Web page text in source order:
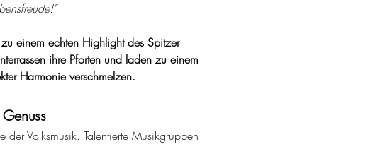
einem echten Highlight des Spitzer
ihre Pforten und laden zu einem
Harmonie verschmelzen.
Volksmusik. Talentierte Musikgruppen